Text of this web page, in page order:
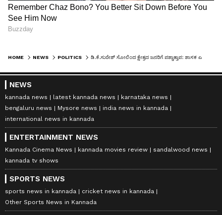
HOME NEWS POLITICS
NEWS
kannada news latest kannada news
karnataka news
bengaluru news
Mysore news
india news in kannada
international news in kannada
ENTERTAINMENT NEWS
Kannada Cinema News kannada movies review
sandalwood news
kannada tv shows
SPORTS NEWS
sports news in kannada
cricket news in kannada
Other Sports News in Kannada